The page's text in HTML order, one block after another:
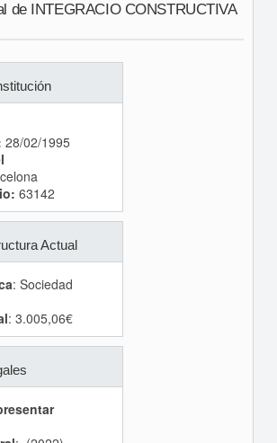
de INTEGRACIO CONSTRUCTIVA
28/02/1995
63142
Actual
: Sociedad
: 3.005,06€